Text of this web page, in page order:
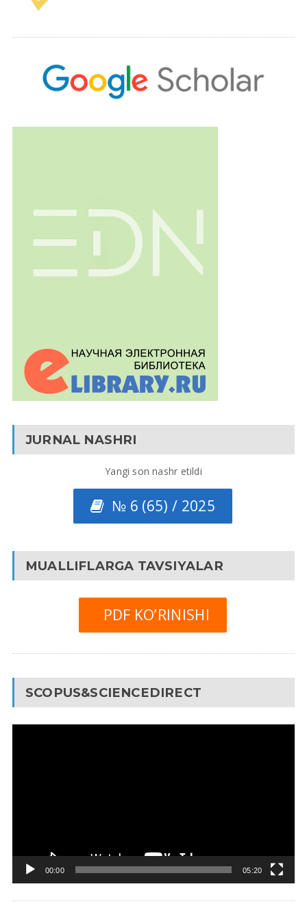
JURNAL NASHRI
Yangi son nashr etildi
№ 6 (65) / 2025
MUALLIFLARGA TAVSIYALAR
PDF KO’RINISHI
SCOPUS&SCIENCEDIRECT
00:00 05:20